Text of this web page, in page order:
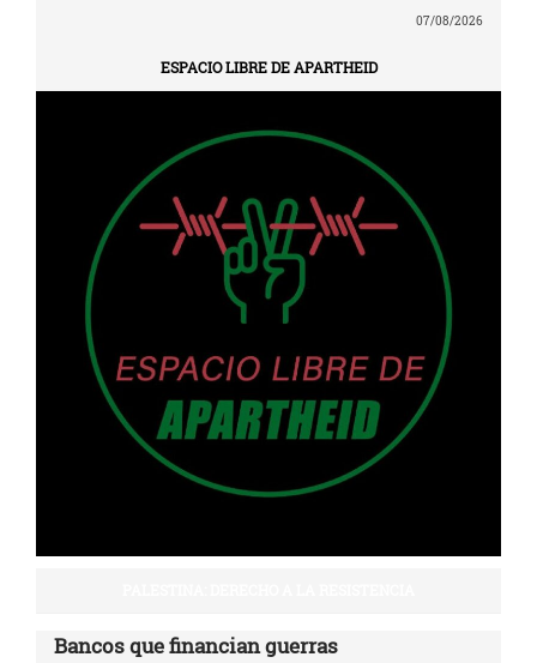
07/08/2026
ESPACIO LIBRE DE APARTHEID
Bancos que financian guerras